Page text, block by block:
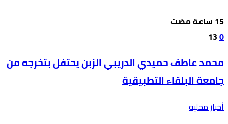
0
13
محمد عاطف حميدي الدريبي الزبن يحتفل بتخرجه من
جامعة البلقاء التطبيقية
أخبار محليه